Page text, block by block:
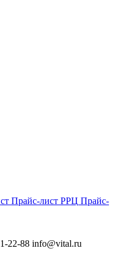
Прайс-лист РРЦ Прайс-
22-88 info@vital.ru